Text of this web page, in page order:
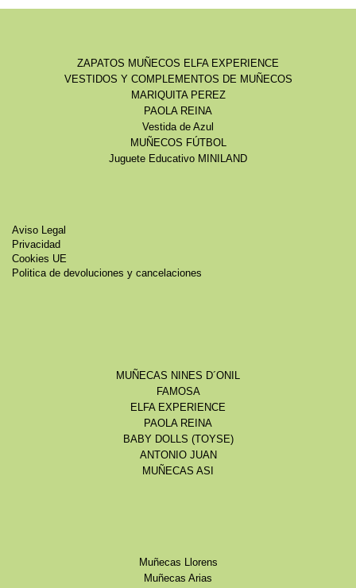
ZAPATOS MUÑECOS ELFA EXPERIENCE
VESTIDOS Y COMPLEMENTOS DE MUÑECOS
MARIQUITA PEREZ
PAOLA REINA
Vestida de Azul
MUÑECOS FÚTBOL
Juguete Educativo MINILAND
Aviso Legal
Privacidad
Cookies UE
Politica de devoluciones y cancelaciones
MUÑECAS NINES D´ONIL
FAMOSA
ELFA EXPERIENCE
PAOLA REINA
BABY DOLLS (TOYSE)
ANTONIO JUAN
MUÑECAS ASI
Muñecas Llorens
Muñecas Arias